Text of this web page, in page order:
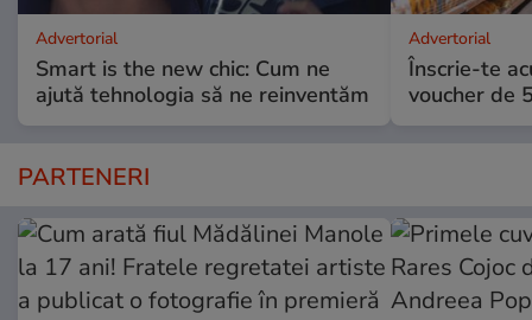
Advertorial
Smart is the new chic: Cum ne
ajută tehnologia să ne reinventăm
Advertorial
Înscrie-te
voucher de
PARTENERI